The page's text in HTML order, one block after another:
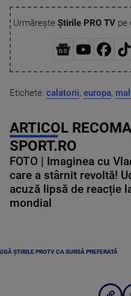
Urmărește Știrile PRO TVpe
Etichete: calatorii, europa,
ARTICOL
SPORT.RO
FOTO | Imaginea cu
care a stârnit revoltă!
acuză lipsă de reacție
mondial
ȘTIRILE PROTV CA SURSĂ PREFERATĂ